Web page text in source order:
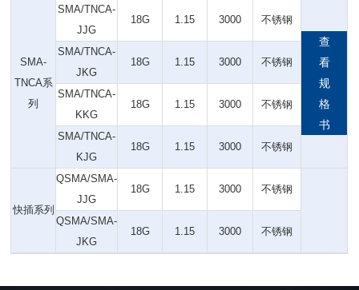
SMA-
TNCA系
列
SMA/TNCA-
JJG
18G 1.15 3000 不锈钢
查
看
规
格
书
SMA/TNCA-
JKG
18G 1.15 3000 不锈钢
SMA/TNCA-
KKG
18G 1.15 3000 不锈钢
SMA/TNCA-
KJG
18G 1.15 3000 不锈钢
快插系列
QSMA/SMA-
JJG
18G 1.15 3000 不锈钢
QSMA/SMA-
JKG
18G 1.15 3000 不锈钢